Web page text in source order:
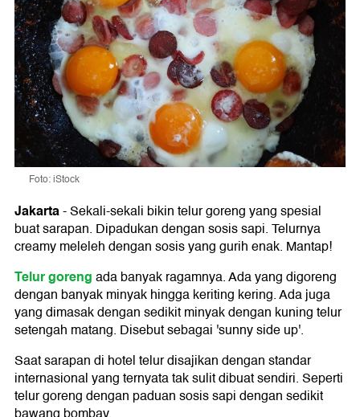
Foto: iStock
Jakarta-Sekali-sekali bikin telur goreng yang spesial
buat sarapan. Dipadukan dengan sosis sapi. Telurnya
creamy meleleh dengan sosis yang gurih enak. Mantap!
Telur gorengada banyak ragamnya. Ada yang digoreng
dengan banyak minyak hingga keriting kering. Ada juga
yang dimasak dengan sedikit minyak dengan kuning telur
setengah matang. Disebut sebagai 'sunny side up'.
Saat sarapan di hotel telur disajikan dengan standar
internasional yang ternyata tak sulit dibuat sendiri. Seperti
telur goreng dengan paduan sosis sapi dengan sedikit